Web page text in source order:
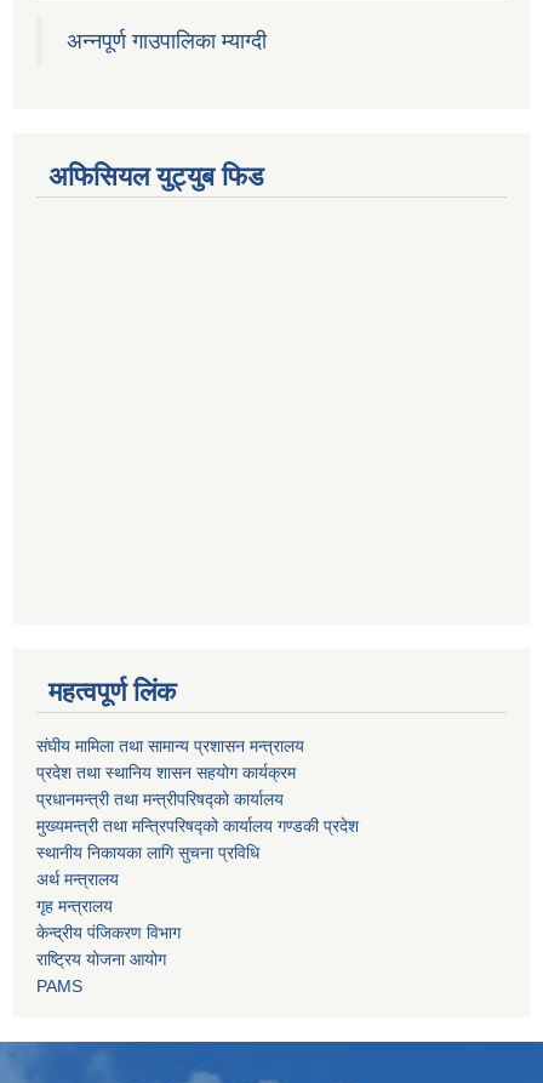
अन्नपूर्ण गाउपालिका म्याग्दी
अफिसियल युट्युब फिड
महत्वपूर्ण लिंक
संघीय मामिला तथा सामान्य प्रशासन मन्त्रालय
प्रदेश तथा स्थानिय शासन सहयोग कार्यक्रम
प्रधानमन्त्री तथा मन्त्रीपरिषद्को कार्यालय
मुख्यमन्त्री तथा मन्त्रिपरिषद्को कार्यालय गण्डकी प्रदेश
स्थानीय निकायका लागि सुचना प्रविधि
अर्थ मन्त्रालय
गृह मन्त्रालय
केन्द्रीय पंजिकरण विभाग
राष्ट्रिय योजना आयोग
PAMS